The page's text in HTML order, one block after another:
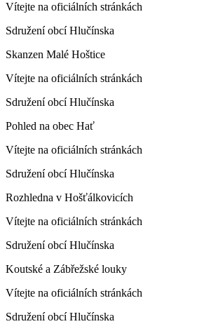
Vítejte na oficiálních stránkách
Sdružení obcí Hlučínska
Skanzen Malé Hoštice
Vítejte na oficiálních stránkách
Sdružení obcí Hlučínska
Pohled na obec Hať
Vítejte na oficiálních stránkách
Sdružení obcí Hlučínska
Rozhledna v Hošťálkovicích
Vítejte na oficiálních stránkách
Sdružení obcí Hlučínska
Koutské a Zábřežské louky
Vítejte na oficiálních stránkách
Sdružení obcí Hlučínska